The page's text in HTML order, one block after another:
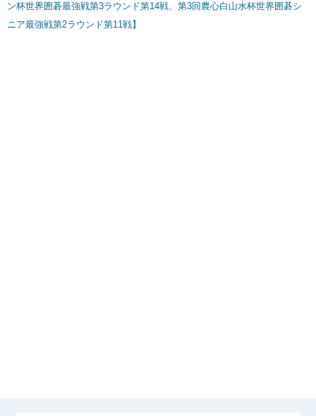
ン杯世界囲碁最強戦第3ラウンド第14戦、第3回農心白山水杯世界囲碁シ
ニア最強戦第2ラウンド第11戦】